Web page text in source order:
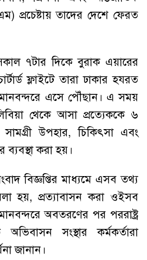
প্রচেষ্টায় তাদের দেশে ফেরত
৭টার দিকে বুরাক এয়ারের
ফ্লাইটে তারা ঢাকার হযরত
এসে পৌঁছান। এ সময়
থেকে আসা প্রত্যেককে ৬
উপহার, চিকিৎসা এবং
ব্যবস্থা করা হয়।
বিজ্ঞপ্তির মাধ্যমে এসব তথ্য
হয়, প্রত্যাবাসন করা ওইসব
অবতরণের পর পররাষ্ট্র
অভিবাসন সংস্থার কর্মকর্তারা
জানান।